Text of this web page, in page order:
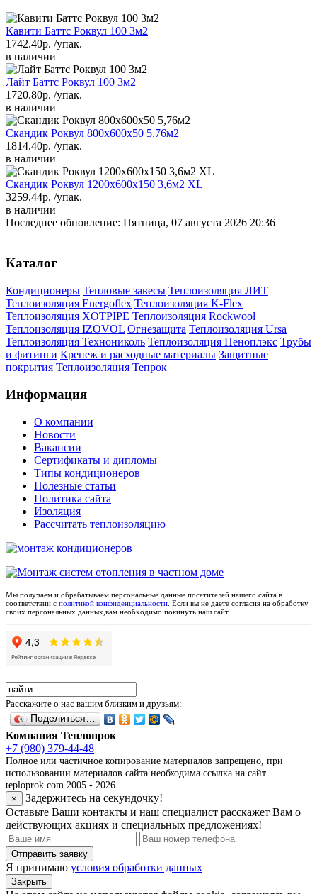
Кавити Баттс Роквул 100 3м2
1742.40р. /упак.
в наличии
Лайт Баттс Роквул 100 3м2
1720.80р. /упак.
в наличии
Скандик Роквул 800х600х50 5,76м2
1814.40р. /упак.
в наличии
Скандик Роквул 1200х600х150 3,6м2 XL
3259.44р. /упак.
в наличии
Последнее обновление: Пятница, 07 августа 2026 20:36
Каталог
Кондиционеры Тепловые завесы Теплоизоляция ЛИТ
Теплоизоляция Energoflex Теплоизоляция K-Flex
Теплоизоляция XOTPIPE Теплоизоляция Rockwool
Теплоизоляция IZOVOL Огнезащита Теплоизоляция Ursa
Теплоизоляция Технониколь Теплоизоляция Пеноплэкс Трубы
и фитинги Крепеж и расходные материалы Защитные
покрытия Теплоизоляция Тепрок
Информация
О компании
Новости
Вакансии
Сертификаты и дипломы
Типы кондиционеров
Полезные статьи
Политика сайта
Изоляция
Рассчитать теплоизоляцию
Мы получаем и обрабатываем персональные данные посетителей нашего сайта в
соответствии с политикой конфиденциальности . Если вы не даете согласия на обработку
своих персональных данных,вам необходимо покинуть наш сайт.
Расскажите о нас вашим близким и друзьям:
Поделиться…
Компания Теплопрок
+7 (980) 379-44-48
Полное или частичное копирование материалов запрещено, при
использовании материалов сайта необходима ссылка на сайт
teploprok.com 2005 - 2026
×
Задержитесь на секундочку!
Оставьте Ваши контакты и наш специалист расскажет Вам о
действующих акциях и специальных предложениях!
Отправить заявку
Я принимаю условия обработки данных
Закрыть